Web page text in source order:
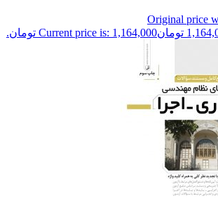
Original price
تومانCurrent price is: 1,164,000 تومان.